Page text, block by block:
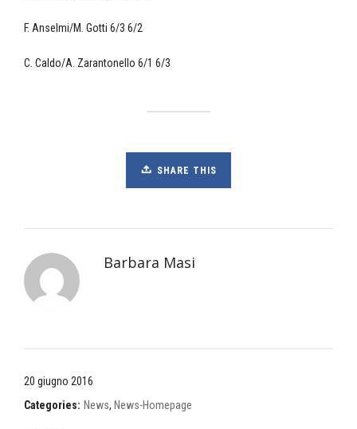
F. Anselmi/M. Gotti 6/3 6/2
C. Caldo/A. Zarantonello 6/1 6/3
SHARE THIS
Barbara Masi
20 giugno 2016
Categories: News, News-Homepage